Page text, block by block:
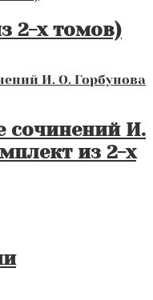
2-х томов)
сочинений И.
из 2-х